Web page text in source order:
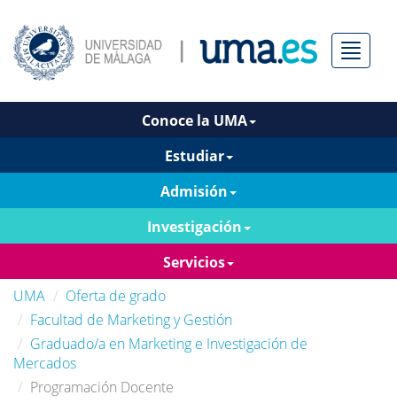
Menú
Conoce la UMA
Estudiar
Admisión
Investigación
Servicios
UMA
Oferta de grado
Facultad de Marketing y Gestión
Graduado/a en Marketing e Investigación de
Mercados
Programación Docente